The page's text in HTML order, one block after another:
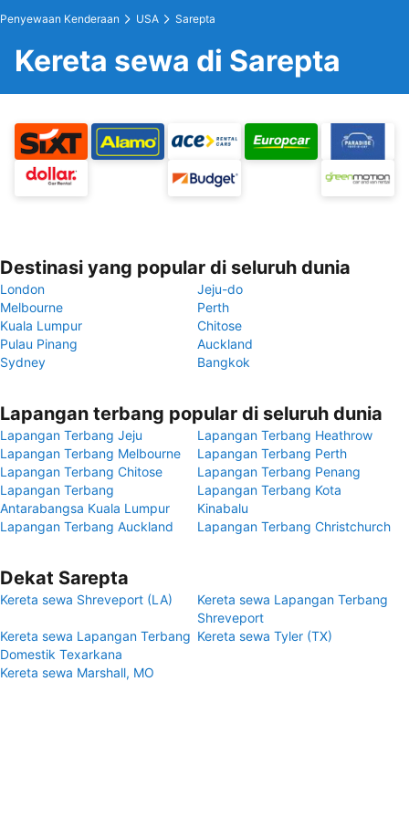
Penyewaan Kenderaan USA Sarepta
Kereta sewa di Sarepta
Destinasi yang popular di seluruh dunia
London
Jeju-do
Melbourne
Perth
Kuala Lumpur
Chitose
Pulau Pinang
Auckland
Sydney
Bangkok
Lapangan terbang popular di seluruh dunia
Lapangan Terbang Jeju
Lapangan Terbang Heathrow
Lapangan Terbang Melbourne
Lapangan Terbang Perth
Lapangan Terbang Chitose
Lapangan Terbang Penang
Lapangan Terbang
Antarabangsa Kuala Lumpur
Lapangan Terbang Kota
Kinabalu
Lapangan Terbang Auckland
Lapangan Terbang Christchurch
Dekat Sarepta
Kereta sewa Shreveport (LA)
Kereta sewa Lapangan Terbang
Shreveport
Kereta sewa Lapangan Terbang
Domestik Texarkana
Kereta sewa Tyler (TX)
Kereta sewa Marshall, MO